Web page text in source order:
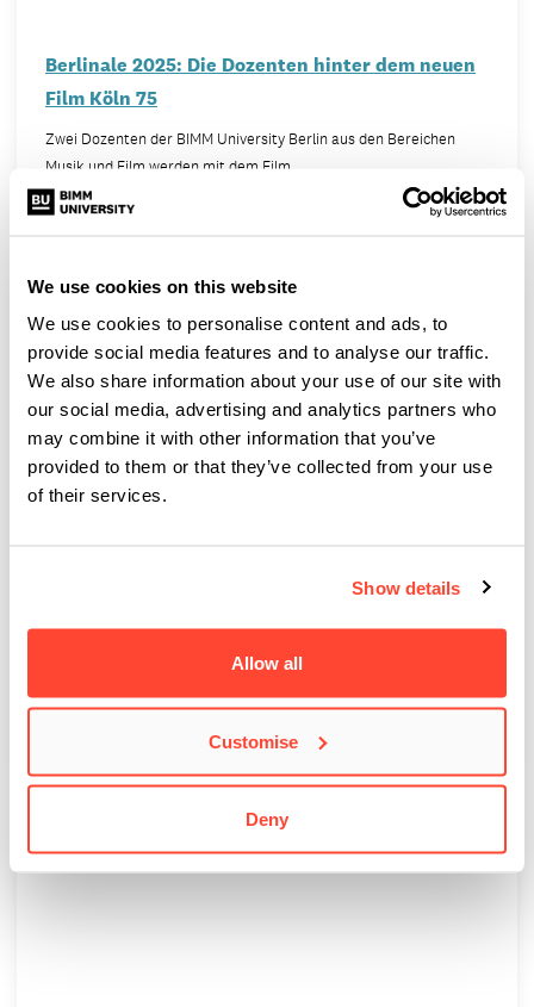
We use cookies on this website
We use cookies to personalise content and ads, to
provide social media features and to analyse our traffic.
We also share information about your use of our site with
our social media, advertising and analytics partners who
may combine it with other information that you’ve
provided to them or that they’ve collected from your use
of their services.
Show details
Allow all
Customise
Deny
Berlinale 2025: Die Dozenten hinter dem neuen
Film Köln 75
Zwei Dozenten der BIMM University Berlin aus den Bereichen
Musik und Film werden mit dem Film…
Semesters zu feiern, traten die Student*innen…